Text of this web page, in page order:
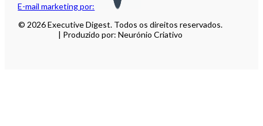
E-mail marketing por:
© 2026 Executive Digest. Todos os direitos reservados.
| Produzido por: Neurónio Criativo